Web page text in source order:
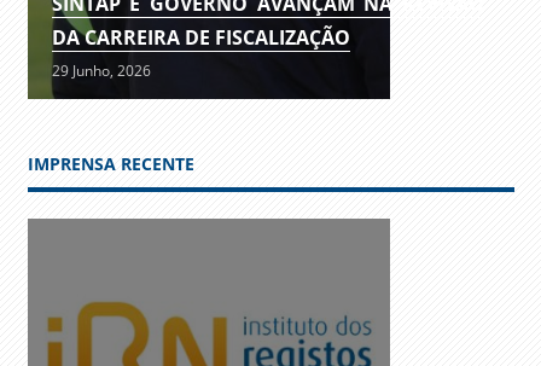
DA CARREIRA DE FISCALIZAÇÃO
29 Junho, 2026
IMPRENSA RECENTE